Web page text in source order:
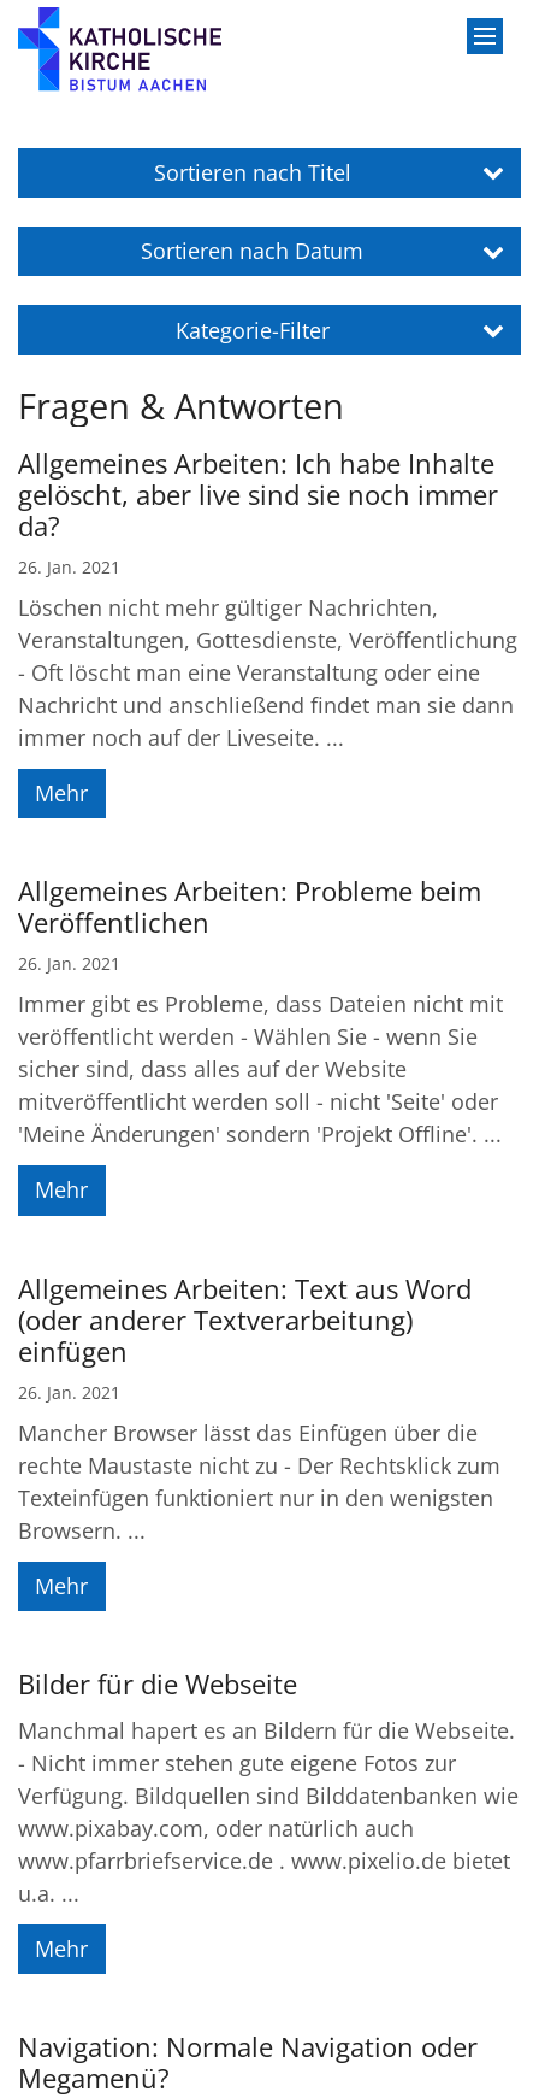
Zum Inhalt springen
Sortieren nach Titel
Sortieren nach Datum
Kategorie-Filter
Fragen & Antworten
Allgemeines Arbeiten: Ich habe Inhalte
gelöscht, aber live sind sie noch immer
da?
26. Jan. 2021
Löschen nicht mehr gültiger Nachrichten,
Veranstaltungen, Gottesdienste, Veröffentlichung
- Oft löscht man eine Veranstaltung oder eine
Nachricht und anschließend findet man sie dann
immer noch auf der Liveseite. ...
Mehr
Allgemeines Arbeiten: Probleme beim
Veröffentlichen
26. Jan. 2021
Immer gibt es Probleme, dass Dateien nicht mit
veröffentlicht werden - Wählen Sie - wenn Sie
sicher sind, dass alles auf der Website
mitveröffentlicht werden soll - nicht 'Seite' oder
'Meine Änderungen' sondern 'Projekt Offline'. ...
Mehr
Allgemeines Arbeiten: Text aus Word
(oder anderer Textverarbeitung)
einfügen
26. Jan. 2021
Mancher Browser lässt das Einfügen über die
rechte Maustaste nicht zu - Der Rechtsklick zum
Texteinfügen funktioniert nur in den wenigsten
Browsern. ...
Mehr
Bilder für die Webseite
Manchmal hapert es an Bildern für die Webseite.
- Nicht immer stehen gute eigene Fotos zur
Verfügung. Bildquellen sind Bilddatenbanken wie
www.pixabay.com, oder natürlich auch
www.pfarrbriefservice.de . www.pixelio.de bietet
u.a. ...
Mehr
Navigation: Normale Navigation oder
Megamenü?